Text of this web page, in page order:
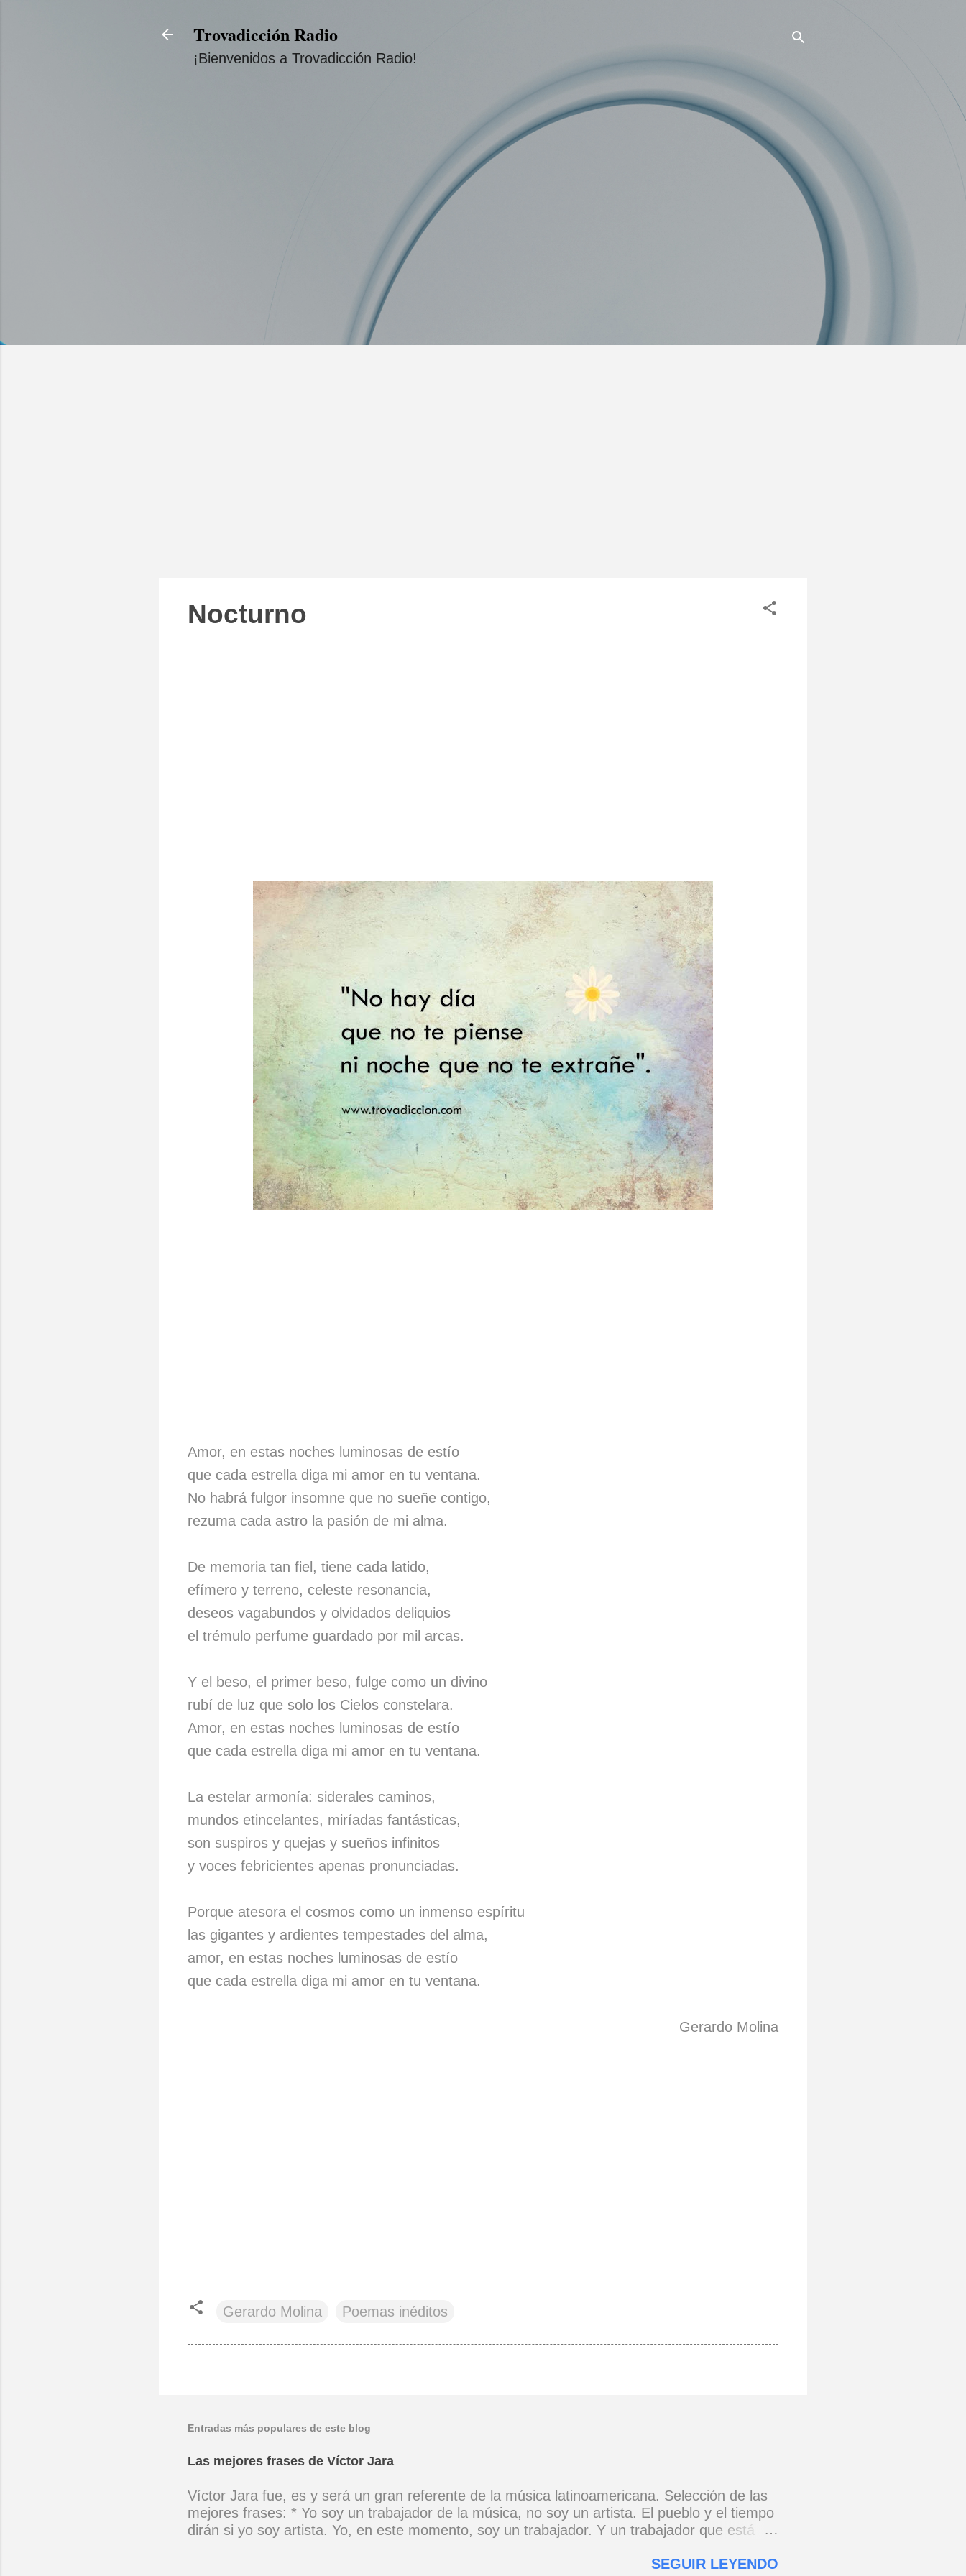
Trovadicción Radio
¡Bienvenidos a Trovadicción Radio!
Nocturno
Amor, en estas noches luminosas de estío
que cada estrella diga mi amor en tu ventana.
No habrá fulgor insomne que no sueñe contigo,
rezuma cada astro la pasión de mi alma.
De memoria tan fiel, tiene cada latido,
efímero y terreno, celeste resonancia,
deseos vagabundos y olvidados deliquios
el trémulo perfume guardado por mil arcas.
Y el beso, el primer beso, fulge como un divino
rubí de luz que solo los Cielos constelara.
Amor, en estas noches luminosas de estío
que cada estrella diga mi amor en tu ventana.
La estelar armonía: siderales caminos,
mundos etincelantes, miríadas fantásticas,
son suspiros y quejas y sueños infinitos
y voces febricientes apenas pronunciadas.
Porque atesora el cosmos como un inmenso espíritu
las gigantes y ardientes tempestades del alma,
amor, en estas noches luminosas de estío
que cada estrella diga mi amor en tu ventana.
Gerardo Molina
Gerardo Molina Poemas inéditos
Entradas más populares de este blog
Las mejores frases de Víctor Jara
Víctor Jara fue, es y será un gran referente de la música latinoamericana. Selección de las
mejores frases: * Yo soy un trabajador de la música, no soy un artista. El pueblo y el tiempo
dirán si yo soy artista. Yo, en este momento, soy un trabajador. Y un trabajador que está
por cantar ni por tener buena voz, canto porque la guitarra tiene sentido y razón.SEGUIR LEYENDO